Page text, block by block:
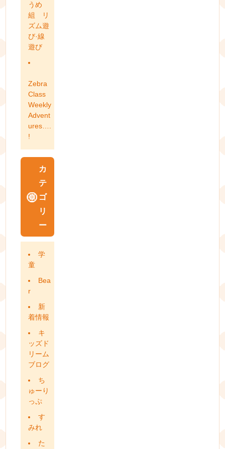
うめ
組 リ
ズム遊
び·線
遊び
Zebra
Class
Weekly
Advent
ures….
!
カ
テ
ゴ
リ
ー
学
童
Bea
r
新
着情報
キ
ッズド
リーム
ブログ
ち
ゅーり
っぷ
す
みれ
た